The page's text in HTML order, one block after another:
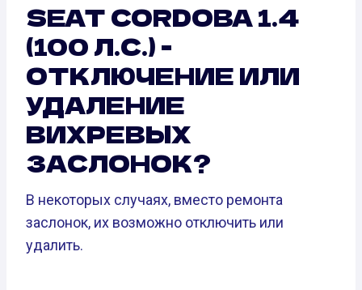
SEAT CORDOBA 1.4
(100 Л.С.) -
ОТКЛЮЧЕНИЕ ИЛИ
УДАЛЕНИЕ
ВИХРЕВЫХ
ЗАСЛОНОК?
В некоторых случаях, вместо ремонта
заслонок, их возможно отключить или
удалить.